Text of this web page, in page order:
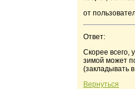
от
Ответ:
Скорее всего,
зимой может
(закладывать
Вернуться